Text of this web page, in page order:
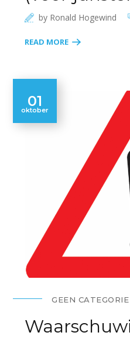
by Ronald Hogewind
READ MORE
01
oktober
GEEN CATEGORIE